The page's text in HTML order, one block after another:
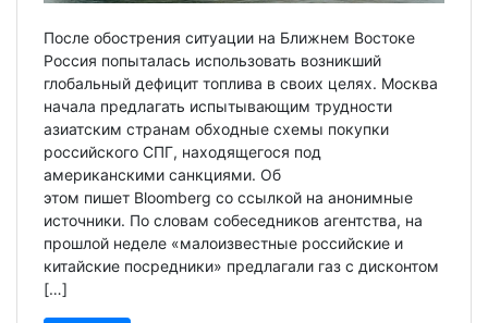
После обострения ситуации на Ближнем Востоке
Россия попыталась использовать возникший
глобальный дефицит топлива в своих целях. Москва
начала предлагать испытывающим трудности
азиатским странам обходные схемы покупки
российского СПГ, находящегося под
американскими санкциями. Об
этом пишет Bloomberg со ссылкой на анонимные
источники. По словам собеседников агентства, на
прошлой неделе «малоизвестные российские и
китайские посредники» предлагали газ с дисконтом
[…]